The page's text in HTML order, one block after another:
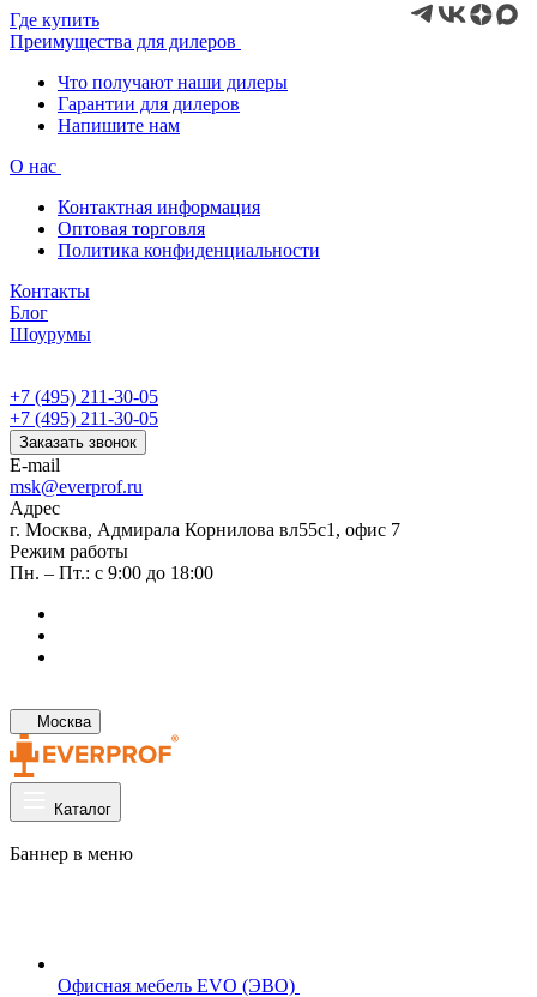
Где купить
Преимущества для дилеров
Что получают наши дилеры
Гарантии для дилеров
Напишите нам
О нас
Контактная информация
Оптовая торговля
Политика конфиденциальности
Контакты
Блог
Шоурумы
+7 (495) 211-30-05
+7 (495) 211-30-05
Заказать звонок
E-mail
msk@everprof.ru
Адрес
г. Москва, Адмирала Корнилова вл55с1, офис 7
Режим работы
Пн. – Пт.: с 9:00 до 18:00
Москва
Каталог
Баннер в меню
Офисная мебель EVO (ЭВО)